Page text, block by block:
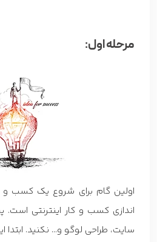
مرحله اول:
اولین گام برای شروع یک کسب و
اندازی کسب و کار اینترنتی
سایت، طراحی لوگو و… نکنید. ابتدا